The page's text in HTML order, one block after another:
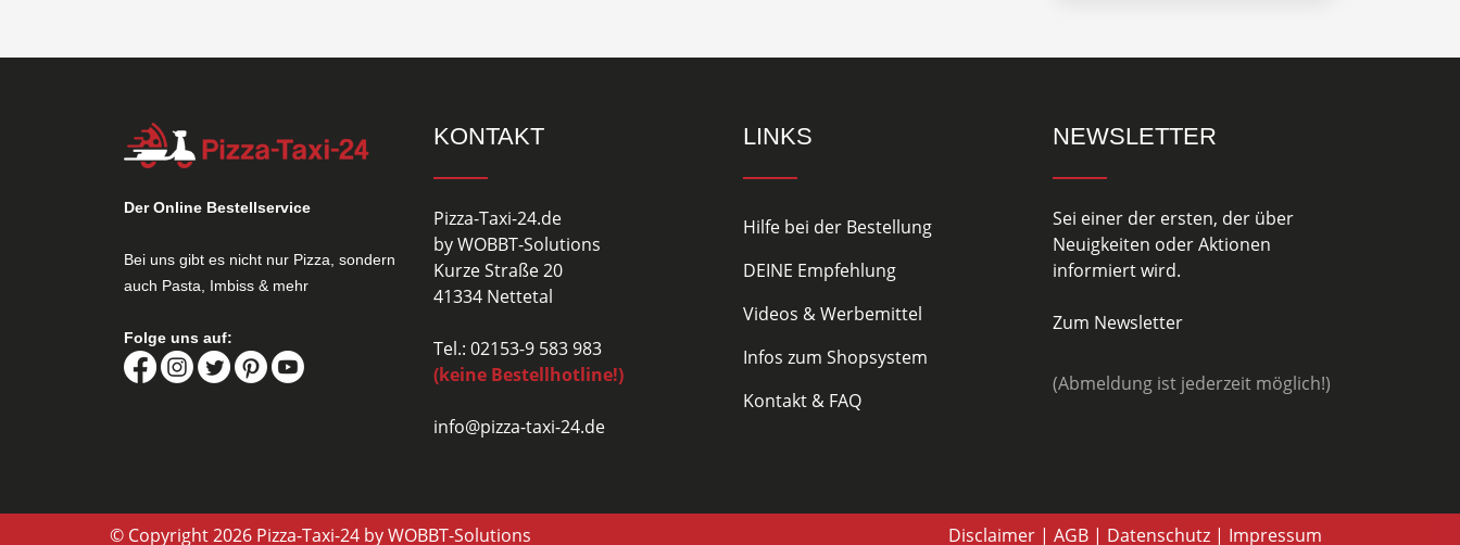
Der Online Bestellservice
Bei uns gibt es nicht nur Pizza, sondern
auch Pasta, Imbiss & mehr
Folge uns auf:
KONTAKT
Pizza-Taxi-24.de
by WOBBT-Solutions
Kurze Straße 20
41334 Nettetal
Tel.: 02153-9 583 983
(keine Bestellhotline!)
info@pizza-taxi-24.de
LINKS
Hilfe bei der Bestellung
DEINE Empfehlung
Videos & Werbemittel
Infos zum Shopsystem
Kontakt & FAQ
NEWSLETTER
Sei einer der ersten, der über
Neuigkeiten oder Aktionen
informiert wird.
Zum Newsletter
(Abmeldung ist jederzeit möglich!)
© Copyright 2026 Pizza-Taxi-24 by WOBBT-Solutions Disclaimer| AGB| Datenschutz| Impressum